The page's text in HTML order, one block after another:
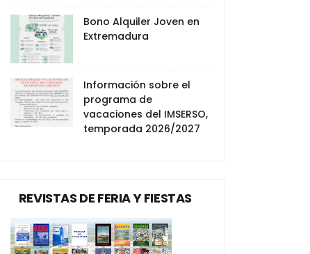
Bono Alquiler Joven en
Extremadura
Información sobre el
programa de
vacaciones del IMSERSO,
temporada 2026/2027
REVISTAS DE FERIA Y FIESTAS